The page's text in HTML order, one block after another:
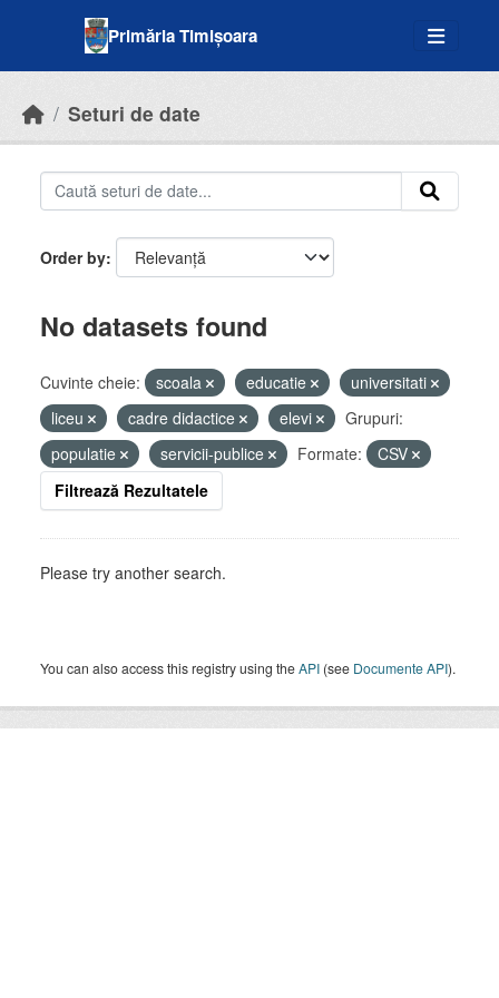
Primăria Timișoara
Seturi de date
Order by
No datasets found
Cuvinte cheie: scoala educatie
universitati
liceu
cadre didactice elevi
Grupuri:
populatie
servicii-publice Formate:
CSV
Filtrează Rezultatele
Please try another search.
You can also access this registry using theAPI (see Documente API).